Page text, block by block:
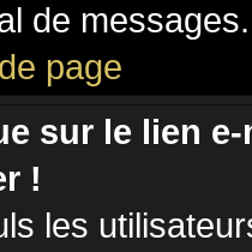
de messages.
page
sur le lien
!
les